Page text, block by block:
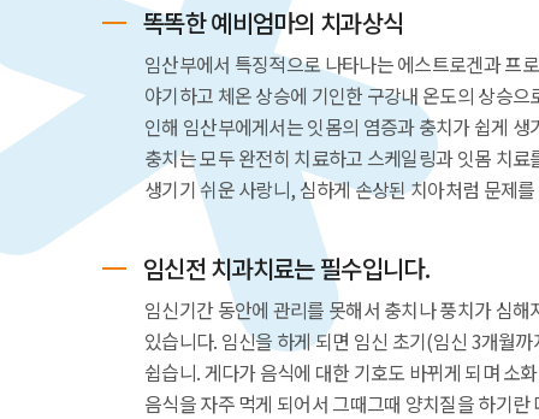
똑똑한 예비엄마의 치과상식
임산부에서 특징적으로 나타나는 에스트로겐과 프
야기하고 체온 상승에 기인한 구강내 온도의 상승
인해 임산부에게서는 잇몸의 염증과 충치가 쉽게
충치는 모두 완전히 치료하고 스케일링과 잇몸 치
생기기 쉬운 사랑니, 심하게 손상된 치아처럼 문제
임신전 치과치료는 필수입니다.
임신기간 동안에 관리를 못해서 충치나 풍치가 심
있습니다. 임신을 하게 되면 임신 초기(임신 3개월
쉽습니. 게다가 음식에 대한 기호도 바뀌게 되며 소
음식을 자주 먹게 되어서 그때그때 양치질을 하기